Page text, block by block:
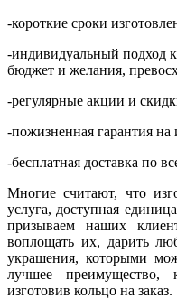
-короткие сроки
-индивидуальный подход
бюджет и желания,
-регулярные акции и
-пожизненная гарантия на
-бесплатная доставка по
Многие считают, что
услуга, доступная
призываем наших
воплощать их, дарить
украшения, которыми
лучшее преимущество,
изготовив кольцо на заказ.